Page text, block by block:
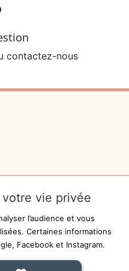
contactez-nous
vie privée
l’audience et vous
Certaines informations
Facebook et Instagram.